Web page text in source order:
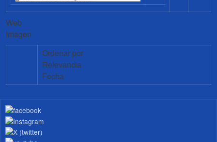
Web
Imagen
Ordenar por
Relevancia
Fecha